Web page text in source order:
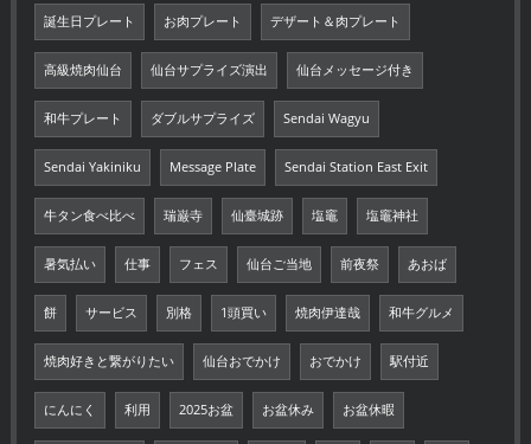
誕生日プレート お肉プレート デザート＆肉プレート
高級焼肉仙台 仙台サプライズ演出 仙台メッセージ付き
和牛プレート ダブルサプライズ Sendai Wagyu
Sendai Yakiniku Message Plate Sendai Station East Exit
牛タン食べ比べ 瑞巌寺 仙臺城跡 塩竈 塩竈神社
暑気払い 仕事 フェス 仙台ご当地 前夜祭 あおば
餅 サービス 別格 1頭買い 焼肉伊達哉 和牛グルメ
焼肉好きと繋がりたい 仙台おでかけ おでかけ 駅付近
にんにく 利用 2025お盆 お盆休み お盆休暇